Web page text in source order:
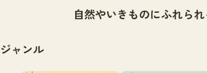
自然やいきものにふれら
ジャンル